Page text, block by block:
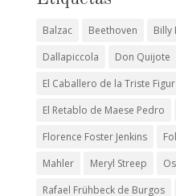
Balzac Beethoven Billy
Dallapiccola
Don Quijote
El Caballero de la Triste
El Retablo de Maese Pedro
Florence Foster Jenkins
Mahler
Meryl Streep
Rafael Frühbeck de Burgos